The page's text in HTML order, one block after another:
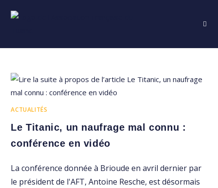
ACTUALITÉS
Le Titanic, un naufrage mal connu :
conférence en vidéo
La conférence donnée à Brioude en avril dernier par
le président de l'AFT, Antoine Resche, est désormais